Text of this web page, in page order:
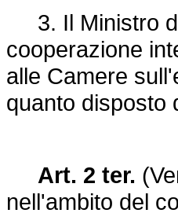
3. Il Ministro
cooperazione
alle Camere
quanto disposto
Art. 2 ter.
nell'ambito del